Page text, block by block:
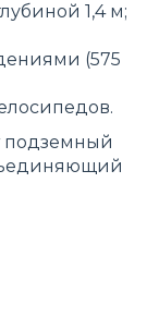
1,4 м;
(575
подземный